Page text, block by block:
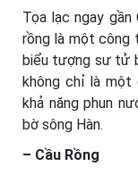
Tọa lạc ngay gần
rồng là một công
biểu tượng sư tử
không chỉ là một
khả năng phun
bờ sông Hàn.
– Cầu Rồng